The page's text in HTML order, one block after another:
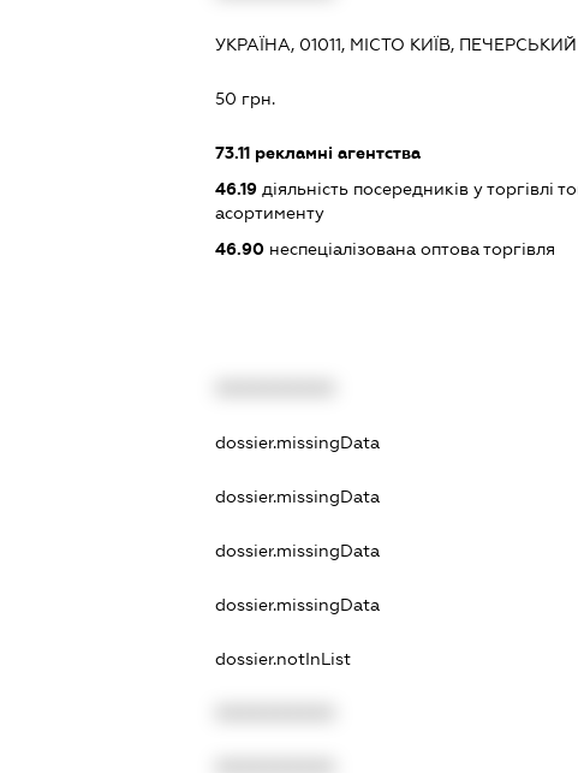
УКРАЇНА, 01011, МІСТО КИЇВ,
50 грн.
73.11рекламні агентства
46.19діяльність посередників у торгівлі
асортименту
46.90неспеціалізована оптова торгівля
dossier.missingData
dossier.missingData
dossier.missingData
dossier.missingData
dossier.notInList